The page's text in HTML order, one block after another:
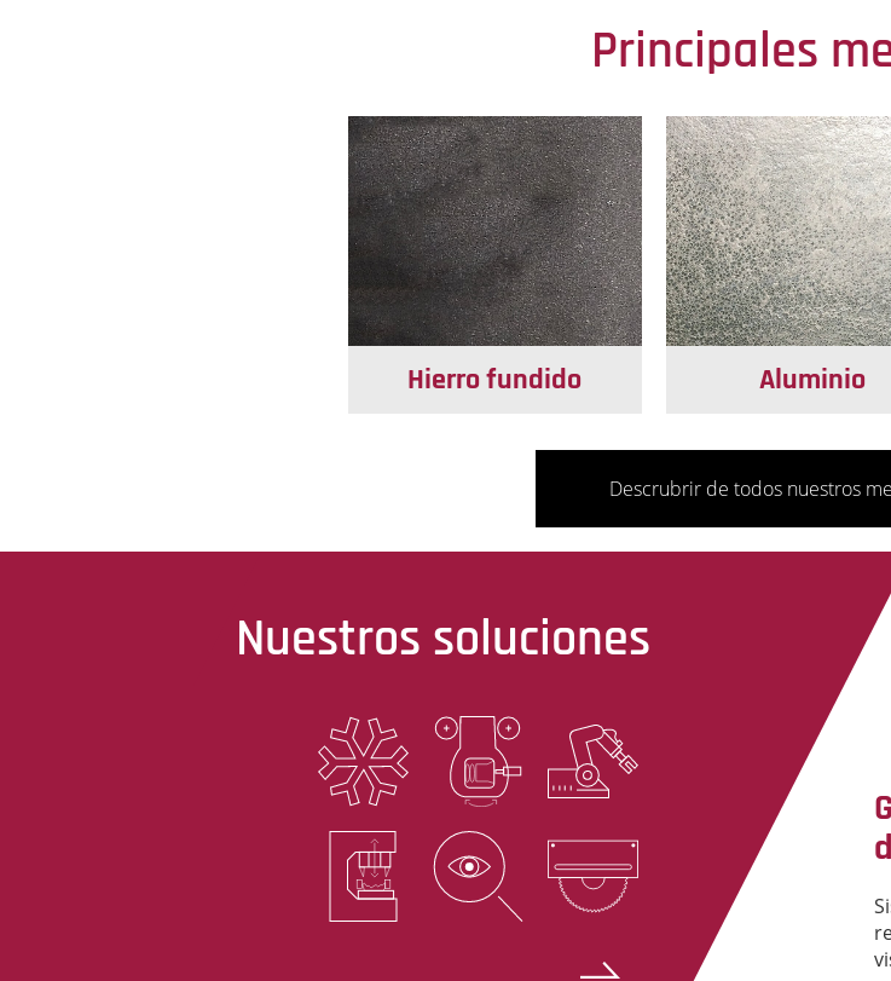
Principales
Hierro fundido Aluminio
Descrubrir de todos nuestros
Nuestros soluciones
y pre-mecanizado